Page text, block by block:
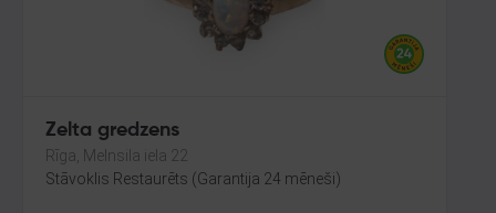
Zelta gredzens
Rīga, Melnsila iela 22
Stāvoklis Restaurēts (Garantija 24 mēneši)